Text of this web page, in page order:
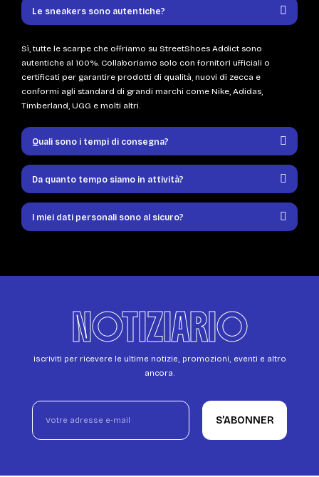
Le sneakers sono autentiche?
Sì, tutte le scarpe che offriamo su StreetShoes Addict sono
autentiche al 100%. Collaboriamo solo con fornitori ufficiali o
certificati per garantire prodotti di qualità, nuovi di zecca e
conformi agli standard di grandi marchi come Nike, Adidas,
Timberland, UGG e molti altri.
Quali sono i tempi di consegna?
Da quanto tempo siamo in attività?
I miei dati personali sono al sicuro?
NOTIZIARIO
iscriviti per ricevere le ultime notizie, promozioni, eventi e altro
ancora.
S’ABONNER